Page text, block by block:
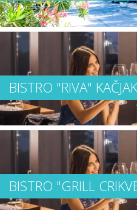
BISTRO "RIVA" KAČJAK
BISTRO "GRILL